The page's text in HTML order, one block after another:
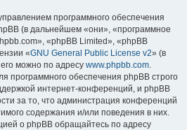
программного обеспечения
(в дальнейшем «они», «программное
«phpBB Limited», «phpBB
«GNU General Public License v2» (в
можно по адресу www.phpbb.com.
программного обеспечения phpBB строго
интернет-конференций, и phpBB
за то, что администрация конференций
содержания и/или поведения в них.
о phpBB обращайтесь по адресу